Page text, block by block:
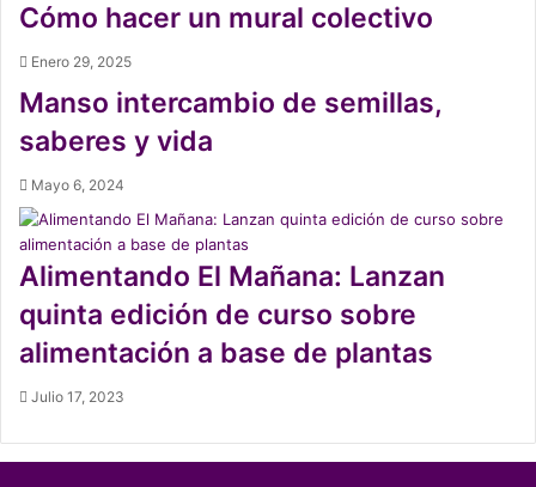
Cómo hacer un mural colectivo
Enero 29, 2025
Manso intercambio de semillas,
saberes y vida
Mayo 6, 2024
Alimentando El Mañana: Lanzan
quinta edición de curso sobre
alimentación a base de plantas
Julio 17, 2023